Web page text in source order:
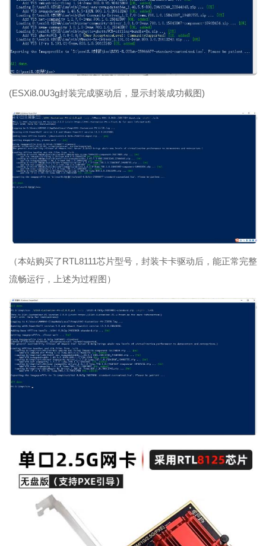
(ESXi8.0U3g封装完成驱动后，显示封装成功截图)
（本站购买了RTL8111芯片型号，封装卡卡驱动后，能正常完整
流畅运行，上述为过程图）